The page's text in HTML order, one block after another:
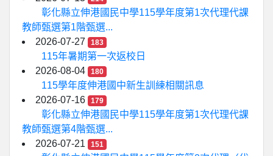
彰化縣立伸港國民中學115學年度第1次代理代課
教師甄選第1階甄選...
2026-07-27
183
115年暑期第一次返校日
2026-08-04
180
115學年度伸港國中新生訓練相關訊息
2026-07-16
179
彰化縣立伸港國民中學115學年度第1次代理代課
教師甄選第4階甄選...
2026-07-21
151